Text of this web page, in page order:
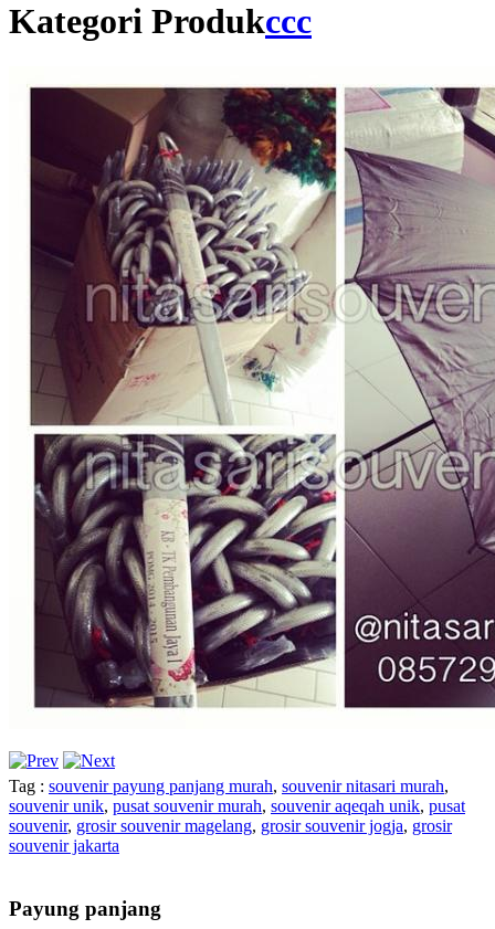
Kategori Produkccc
Tag : souvenir payung panjang murah, souvenir nitasari murah,
souvenir unik, pusat souvenir murah, souvenir aqeqah unik, pusat
souvenir, grosir souvenir magelang, grosir souvenir jogja, grosir
souvenir jakarta
Payung panjang